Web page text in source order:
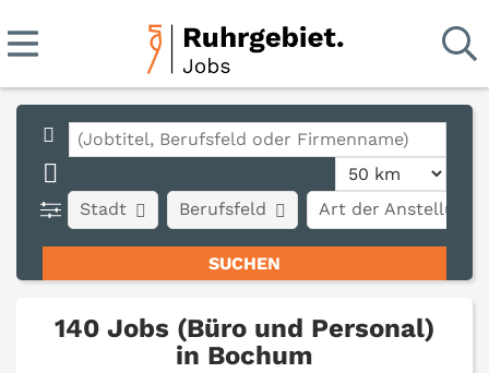
Stadt Art der Anstellung
Berufsfeld
140 Jobs (Büro und Personal)
in Bochum